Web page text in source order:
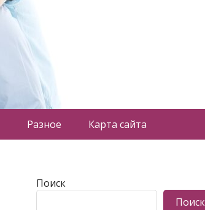
Разное Карта сайта
Поиск
Поиск